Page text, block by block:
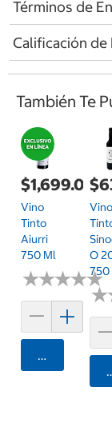
Términos de
Calificación
También Te
$1,699.00
Vino
Tinto
Aiurri
750 Ml
★★★★★
★★★★★
Agregar
Vino
O
750
★
★